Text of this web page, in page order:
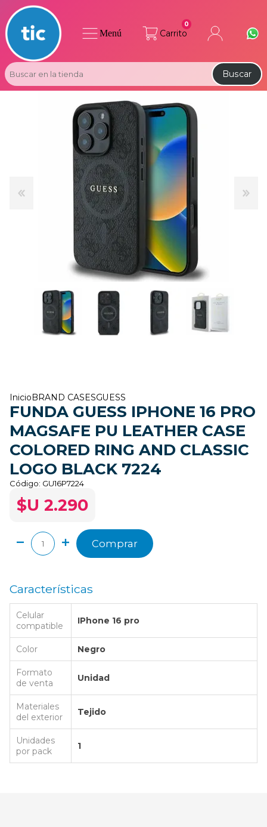
Carrito
0
Buscar
Menú
Inicio BRAND CASESGUESS
FUNDA GUESS IPHONE 16 PRO
MAGSAFE PU LEATHER CASE
COLORED RING AND CLASSIC
LOGO BLACK 7224
Código: GU16P7224
$U 2.290
Comprar
Características
Celular
compatible
IPhone 16 pro
Color Negro
Formato
de venta
Unidad
Materiales
del exterior
Tejido
Unidades
por pack
1